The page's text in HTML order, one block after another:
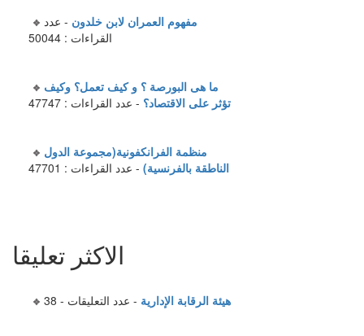
مفهوم العمران لابن خلدون - عدد
القراءات : 50044
ما هى البورصة ؟ و كيف تعمل؟ وكيف
تؤثر على الاقتصاد؟ - عدد القراءات : 47747
منظمة الفرانكفونية(مجموعة الدول
الناطقة بالفرنسية) - عدد القراءات : 47701
الاكثر تعليقا
هيئة الرقابة الإدارية - عدد التعليقات - 38